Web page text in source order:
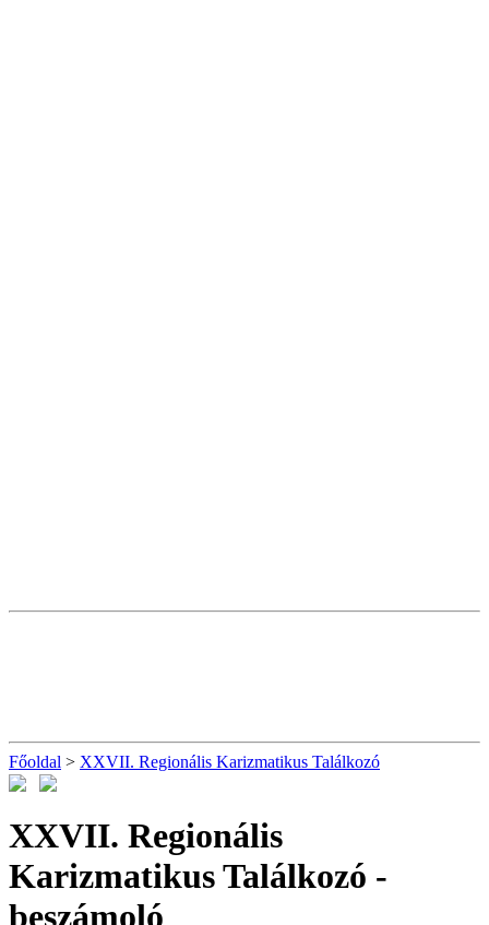
Főoldal > XXVII. Regionális Karizmatikus Találkozó
XXVII. Regionális
Karizmatikus Találkozó -
beszámoló